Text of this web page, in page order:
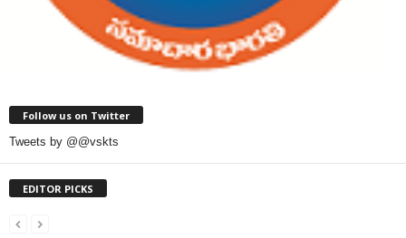
Follow us on Twitter
Tweets by @@vskts
EDITOR PICKS